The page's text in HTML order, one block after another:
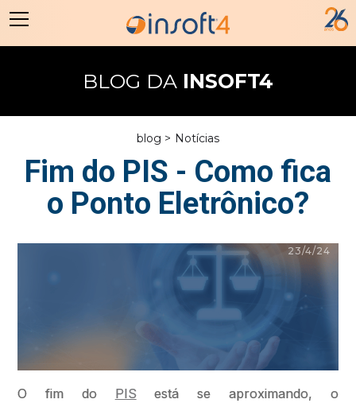
BLOG DAINSOFT4
blog > Notícias
Fim do PIS - Como fica
o Ponto Eletrônico?
23/4/24
O fim do PISestá se aproximando, o